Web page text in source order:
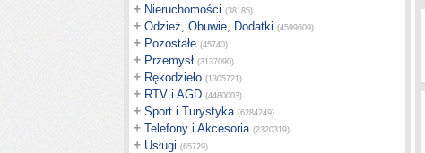
+ Nieruchomości (38185)
+ Odzież, Obuwie, Dodatki (4599609)
+ Pozostałe (45740)
+ Przemysł (3137090)
+ Rękodzieło (1305721)
+ RTV i AGD (4480003)
+ Sport i Turystyka (6284249)
+ Telefony i Akcesoria (2320319)
+ Usługi (65729)